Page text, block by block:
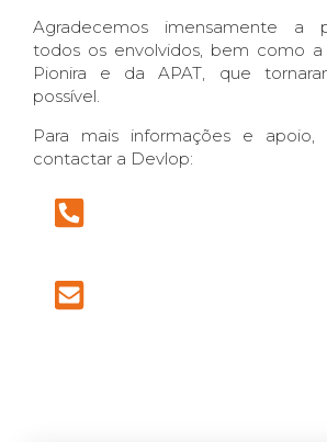
Agradecemos imensamente a
todos os envolvidos, bem como a
Pionira e da APAT, que
possível.
Para mais informações e
contactar a Devlop: